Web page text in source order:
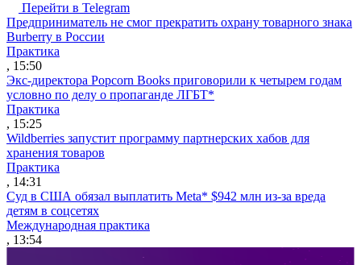
Перейти в Telegram
Предприниматель не смог прекратить охрану товарного знака
Burberry в России
Практика
, 15:50
Экс-директора Popcorn Books приговорили к четырем годам
условно по делу о пропаганде ЛГБТ*
Практика
, 15:25
Wildberries запустит программу партнерских хабов для
хранения товаров
Практика
, 14:31
Суд в США обязал выплатить Meta* $942 млн из-за вреда
детям в соцсетях
Международная практика
, 13:54